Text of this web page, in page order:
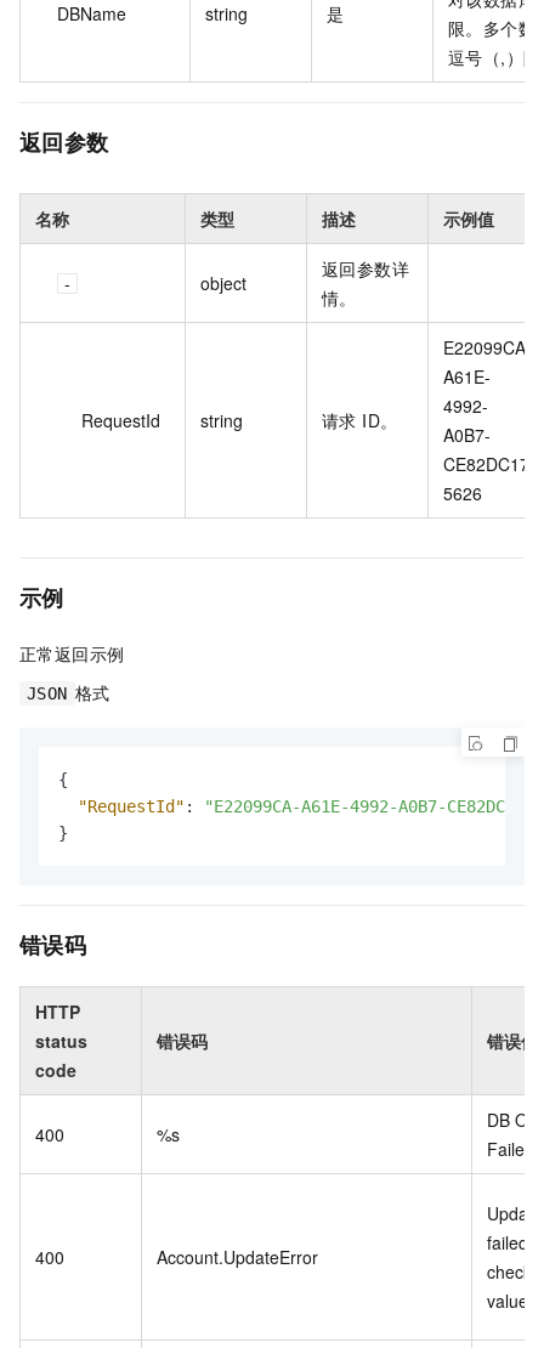
DBName string 是
限。多个数
逗号（,）
返回参数
名称 类型 描述 示例值
object
返回参数详
情。
RequestId string 请求 ID。
E22099CA-
A61E-
4992-
A0B7-
CE82DC17
5626
示例
正常返回示例
JSON 格式
{
"RequestId" :
"E22099CA-A61E-4992-A0B7-
}
错误码
HTTP
status
code
错误码 错误信
400 %s
DB
400 Account.UpdateError
failed,
check
value